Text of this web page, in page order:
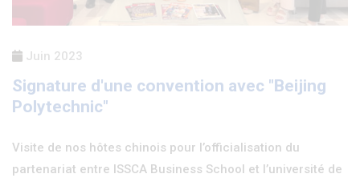
Juin 2023
Signature d'une convention avec "Beijing
Polytechnic"
Visite de nos hôtes chinois pour l’officialisation du
partenariat entre ISSCA Business School et l’université de